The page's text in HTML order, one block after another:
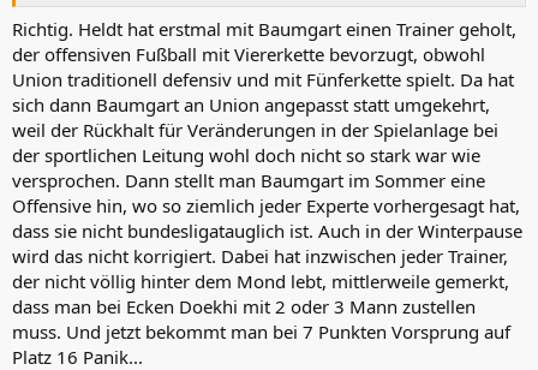
Richtig. Heldt hat erstmal mit Baumgart einen Trainer geholt,
der offensiven Fußball mit Viererkette bevorzugt, obwohl
Union traditionell defensiv und mit Fünferkette spielt. Da hat
sich dann Baumgart an Union angepasst statt umgekehrt,
weil der Rückhalt für Veränderungen in der Spielanlage bei
der sportlichen Leitung wohl doch nicht so stark war wie
versprochen. Dann stellt man Baumgart im Sommer eine
Offensive hin, wo so ziemlich jeder Experte vorhergesagt hat,
dass sie nicht bundesligatauglich ist. Auch in der Winterpause
wird das nicht korrigiert. Dabei hat inzwischen jeder Trainer,
der nicht völlig hinter dem Mond lebt, mittlerweile gemerkt,
dass man bei Ecken Doekhi mit 2 oder 3 Mann zustellen
muss. Und jetzt bekommt man bei 7 Punkten Vorsprung auf
Platz 16 Panik...